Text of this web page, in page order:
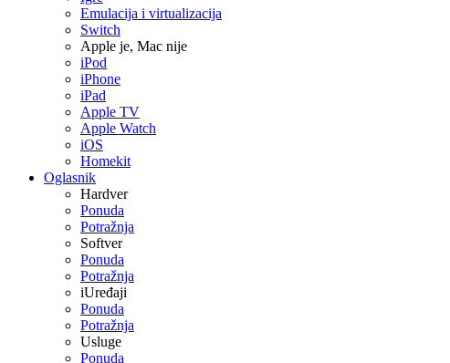
Emulacija i virtualizacija
Switch
Apple je, Mac nije
iPod
iPhone
iPad
Apple TV
Apple Watch
iOS
Homekit
Oglasnik
Hardver
Ponuda
Potražnja
Softver
Ponuda
Potražnja
iUređaji
Ponuda
Potražnja
Usluge
Ponuda